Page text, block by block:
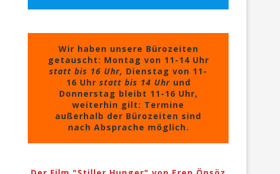
Wir haben unsere Bürozeiten
getauscht: Montag von 11-14 Uhr
statt bis 16 Uhr, Dienstag von 11-
16 Uhr statt bis 14 Uhrund
Donnerstag bleibt 11-16 Uhr,
weiterhin gilt: Termine
außerhalb der Bürozeiten sind
nach Absprache möglich.